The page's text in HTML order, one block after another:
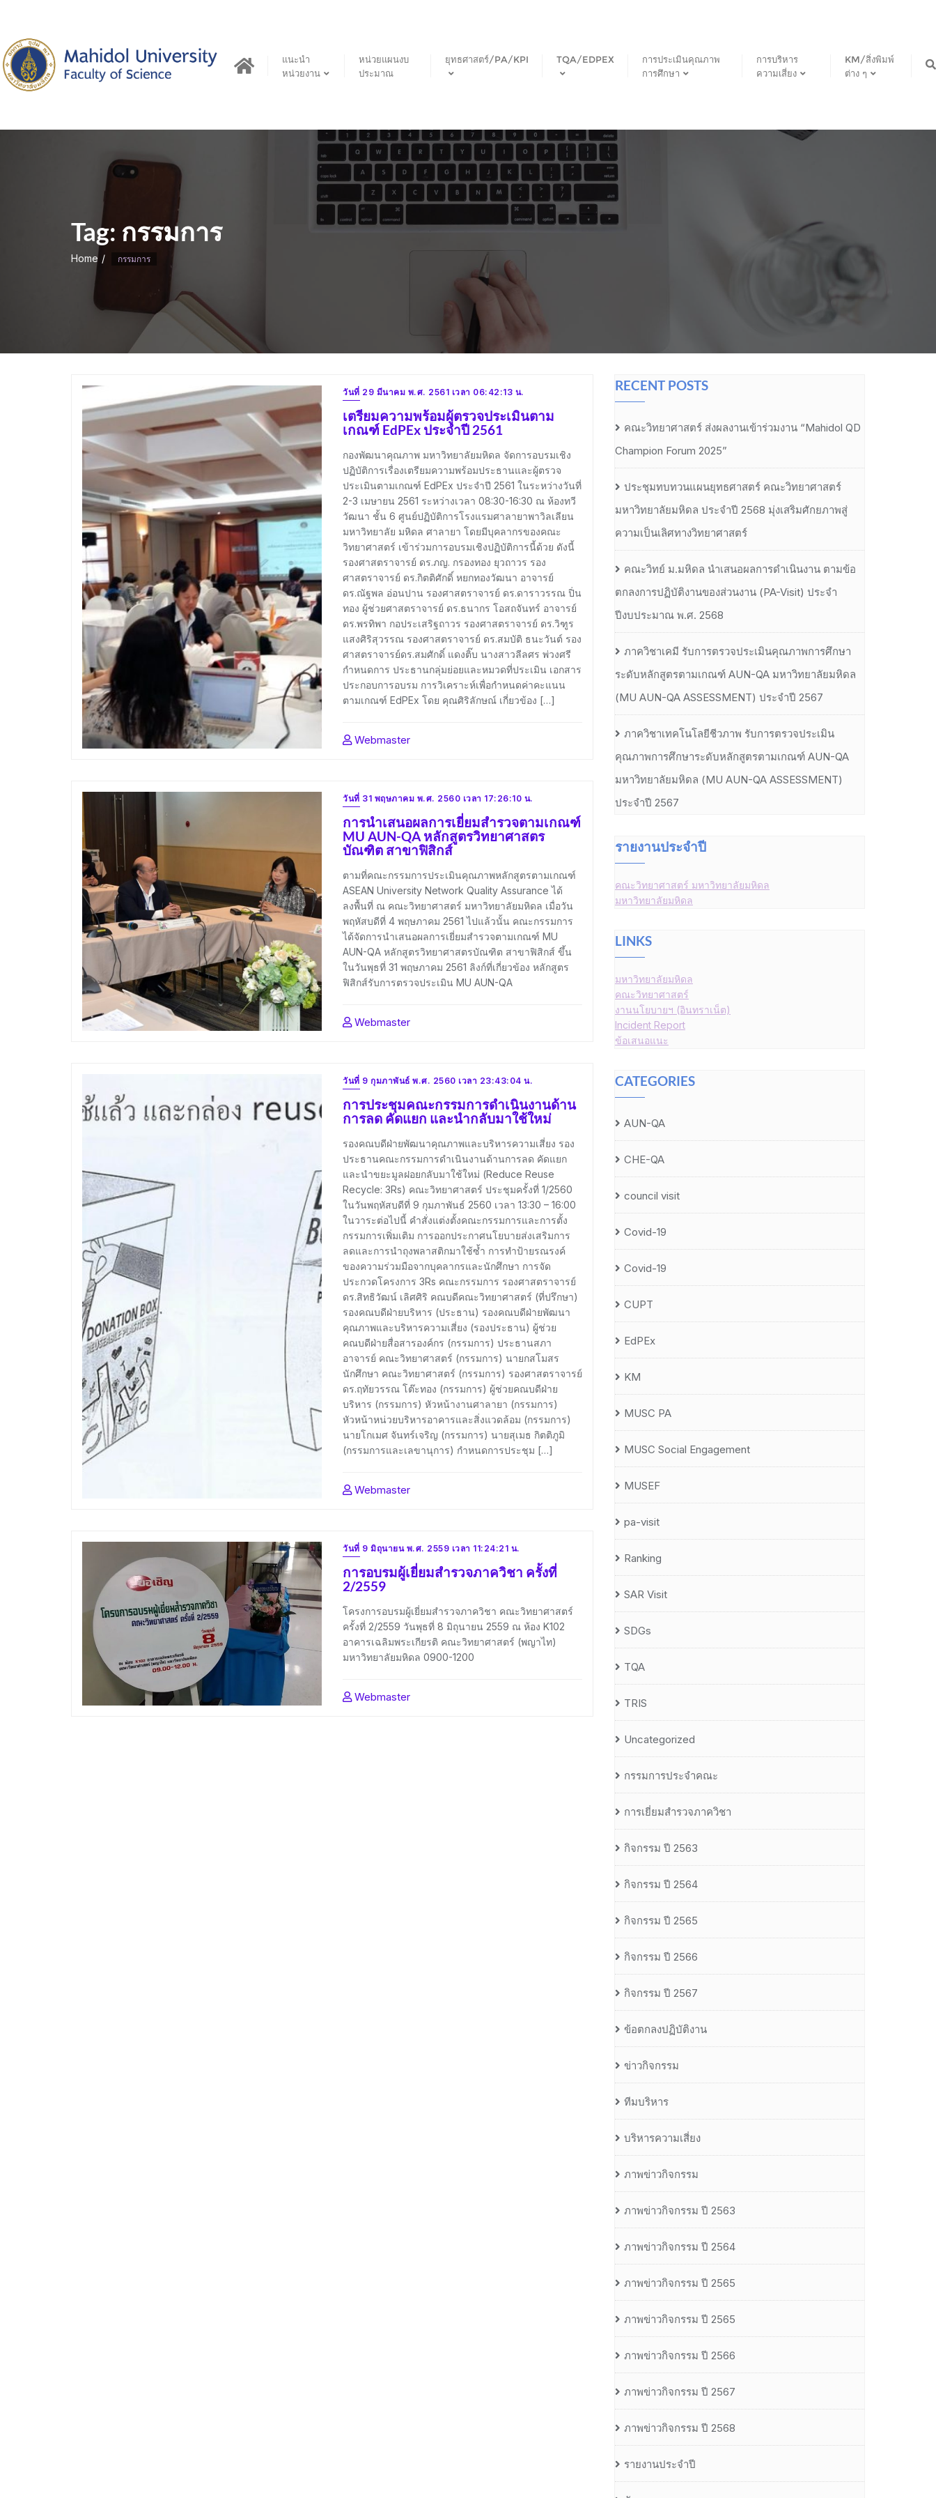
content
แนะนำ
หน่วยงาน
หน่วยแผนงบ
ประมาณ
ยุทธศาสตร์/PA/KPI TQA/EDPEX
การประเมินคุณภาพ
การศึกษา
การบริหาร
ความเสี่ยง
KM/สิ่งพิมพ์
ต่าง ๆ
Tag: กรรมการ
Home กรรมการ
วันที่ 29 มีนาคม พ.ศ. 2561 เวลา 06:42:13 น.
เตรียมความพร้อมผู้ตรวจประเมินตาม
เกณฑ์ EdPEx ประจำปี 2561
กองพัฒนาคุณภาพ มหาวิทยาลัยมหิดล จัดการอบรมเชิง
ปฏิบัติการเรื่องเตรียมความพร้อมประธานและผู้ตรวจ
ประเมินตามเกณฑ์ EdPEx ประจำปี 2561 ในระหว่างวันที่
2-3 เมษายน 2561 ระหว่างเวลา 08:30-16:30 ณ ห้องทวี
วัฒนา ชั้น 6 ศูนย์ปฏิบัติการโรงแรมศาลายาพาวิลเลียน
มหาวิทยาลัย มหิดล ศาลายา โดยมีบุคลากรของคณะ
วิทยาศาสตร์ เข้าร่วมการอบรมเชิงปฏิบัติการนี้ด้วย ดังนี้
รองศาสตราจารย์ ดร.ภญ. กรองทอง ยุวถาวร รอง
ศาสตราจารย์ ดร.กิตติศักดิ์ หยกทองวัฒนา อาจารย์
ดร.ณัฐพล อ่อนปาน รองศาสตราจารย์ ดร.ดาราวรรณ ปิ่น
ทอง ผู้ช่วยศาสตราจารย์ ดร.ธนากร โอสถจันทร์ อาจารย์
ดร.พรทิพา กอประเสริฐถาวร รองศาสตราจารย์ ดร.วิฑูร
แสงศิริสุวรรณ รองศาสตราจารย์ ดร.สมบัติ ธนะวันต์ รอง
ศาสตราจารย์ดร.สมศักดิ์ แดงติ๊บ นางสาวลีลศร พ่วงศรี
กำหนดการ ประธานกลุ่มย่อยและหมวดที่ประเมิน เอกสาร
ประกอบการอบรม การวิเคราะห์เพื่อกำหนดค่าคะแนน
ตามเกณฑ์ EdPEx โดย คุณศิริลักษณ์ เกี่ยวข้อง […]
Webmaster
วันที่ 31 พฤษภาคม พ.ศ. 2560 เวลา 17:26:10 น.
การนำเสนอผลการเยี่ยมสำรวจตามเกณฑ์
MU AUN-QA หลักสูตรวิทยาศาสตร
บัณฑิต สาขาฟิสิกส์
ตามที่คณะกรรมการประเมินคุณภาพหลักสูตรตามเกณฑ์
ASEAN University Network Quality Assurance ได้
ลงพื้นที่ ณ คณะวิทยาศาสตร์ มหาวิทยาลัยมหิดล เมื่อวัน
พฤหัสบดีที่ 4 พฤษภาคม 2561 ไปแล้วนั้น คณะกรรมการ
ได้จัดการนำเสนอผลการเยี่ยมสำรวจตามเกณฑ์ MU
AUN-QA หลักสูตรวิทยาศาสตรบัณฑิต สาขาฟิสิกส์ ขึ้น
ในวันพุธที่ 31 พฤษภาคม 2561 ลิงก์ที่เกี่ยวข้อง หลักสูตร
ฟิสิกส์รับการตรวจประเมิน MU AUN-QA
Webmaster
วันที่ 9 กุมภาพันธ์ พ.ศ. 2560 เวลา 23:43:04 น.
การประชุมคณะกรรมการดำเนินงานด้าน
การลด คัดแยก และนำกลับมาใช้ใหม่
รองคณบดีฝ่ายพัฒนาคุณภาพและบริหารความเสี่ยง รอง
ประธานคณะกรรมการดำเนินงานด้านการลด คัดแยก
และนำขยะมูลฝอยกลับมาใช้ใหม่ (Reduce Reuse
Recycle: 3Rs) คณะวิทยาศาสตร์ ประชุมครั้งที่ 1/2560
ในวันพฤหัสบดีที่ 9 กุมภาพันธ์ 2560 เวลา 13:30 – 16:00
ในวาระต่อไปนี้ คำสั่งแต่งตั้งคณะกรรมการและการตั้ง
กรรมการเพิ่มเติม การออกประกาศนโยบายส่งเสริมการ
ลดและการนำถุงพลาสติกมาใช้ซ้ำ การทำป้ายรณรงค์
ของความร่วมมือจากบุคลากรและนักศึกษา การจัด
ประกวดโครงการ 3Rs คณะกรรมการ รองศาสตราจารย์
ดร.สิทธิวัฒน์ เลิศศิริ คณบดีคณะวิทยาศาสตร์ (ที่ปรึกษา)
รองคณบดีฝ่ายบริหาร (ประธาน) รองคณบดีฝ่ายพัฒนา
คุณภาพและบริหารความเสี่ยง (รองประธาน) ผู้ช่วย
คณบดีฝ่ายสื่อสารองค์กร (กรรมการ) ประธานสภา
อาจารย์ คณะวิทยาศาสตร์ (กรรมการ) นายกสโมสร
นักศึกษา คณะวิทยาศาสตร์ (กรรมการ) รองศาสตราจารย์
ดร.ฤทัยวรรณ โต๊ะทอง (กรรมการ) ผู้ช่วยคณบดีฝ่าย
บริหาร (กรรมการ) หัวหน้างานศาลายา (กรรมการ)
หัวหน้าหน่วยบริหารอาคารและสิ่งแวดล้อม (กรรมการ)
นายโกเมศ จันทร์เจริญ (กรรมการ) นายสุเมธ กิตติภูมิ
(กรรมการและเลขานุการ) กำหนดการประชุม […]
Webmaster
วันที่ 9 มิถุนายน พ.ศ. 2559 เวลา 11:24:21 น.
การอบรมผู้เยี่ยมสำรวจภาควิชา ครั้งที่
2/2559
โครงการอบรมผู้เยี่ยมสำรวจภาควิชา คณะวิทยาศาสตร์
ครั้งที่ 2/2559 วันพุธที่ 8 มิถุนายน 2559 ณ ห้อง K102
อาคารเฉลิมพระเกียรติ คณะวิทยาศาสตร์ (พญาไท)
มหาวิทยาลัยมหิดล 0900-1200
Webmaster
RECENT POSTS
คณะวิทยาศาสตร์ ส่งผลงานเข้าร่วมงาน “Mahidol QD
Champion Forum 2025”
ประชุมทบทวนแผนยุทธศาสตร์ คณะวิทยาศาสตร์
มหาวิทยาลัยมหิดล ประจำปี 2568 มุ่งเสริมศักยภาพสู่
ความเป็นเลิศทางวิทยาศาสตร์
คณะวิทย์ ม.มหิดล นำเสนอผลการดำเนินงาน ตามข้อ
ตกลงการปฏิบัติงานของส่วนงาน (PA-Visit) ประจำ
ปีงบประมาณ พ.ศ. 2568
ภาควิชาเคมี รับการตรวจประเมินคุณภาพการศึกษา
ระดับหลักสูตรตามเกณฑ์ AUN-QA มหาวิทยาลัยมหิดล
(MU AUN-QA ASSESSMENT) ประจำปี 2567
ภาควิชาเทคโนโลยีชีวภาพ รับการตรวจประเมิน
คุณภาพการศึกษาระดับหลักสูตรตามเกณฑ์ AUN-QA
มหาวิทยาลัยมหิดล (MU AUN-QA ASSESSMENT)
ประจำปี 2567
รายงานประจำปี
คณะวิทยาศาสตร์ มหาวิทยาลัยมหิดล
มหาวิทยาลัยมหิดล
LINKS
มหาวิทยาลัยมหิดล
คณะวิทยาศาสตร์
งานนโยบายฯ (อินทราเน็ต)
Incident Report
ข้อเสนอแนะ
CATEGORIES
AUN-QA
CHE-QA
council visit
Covid-19
Covid-19
CUPT
EdPEx
KM
MUSC PA
MUSC Social Engagement
MUSEF
pa-visit
Ranking
SAR Visit
SDGs
TQA
TRIS
Uncategorized
กรรมการประจำคณะ
การเยี่ยมสำรวจภาควิชา
กิจกรรม ปี 2563
กิจกรรม ปี 2564
กิจกรรม ปี 2565
กิจกรรม ปี 2566
กิจกรรม ปี 2567
ข้อตกลงปฏิบัติงาน
ข่าวกิจกรรม
ทีมบริหาร
บริหารความเสี่ยง
ภาพข่าวกิจกรรม
ภาพข่าวกิจกรรม ปี 2563
ภาพข่าวกิจกรรม ปี 2564
ภาพข่าวกิจกรรม ปี 2565
ภาพข่าวกิจกรรม ปี 2565
ภาพข่าวกิจกรรม ปี 2566
ภาพข่าวกิจกรรม ปี 2567
ภาพข่าวกิจกรรม ปี 2568
รายงานประจำปี